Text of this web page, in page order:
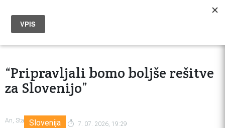
“Pripravljali bomo boljše rešitve
za Slovenijo”
An, Sta Slovenija 7. 07. 2026, 19:29